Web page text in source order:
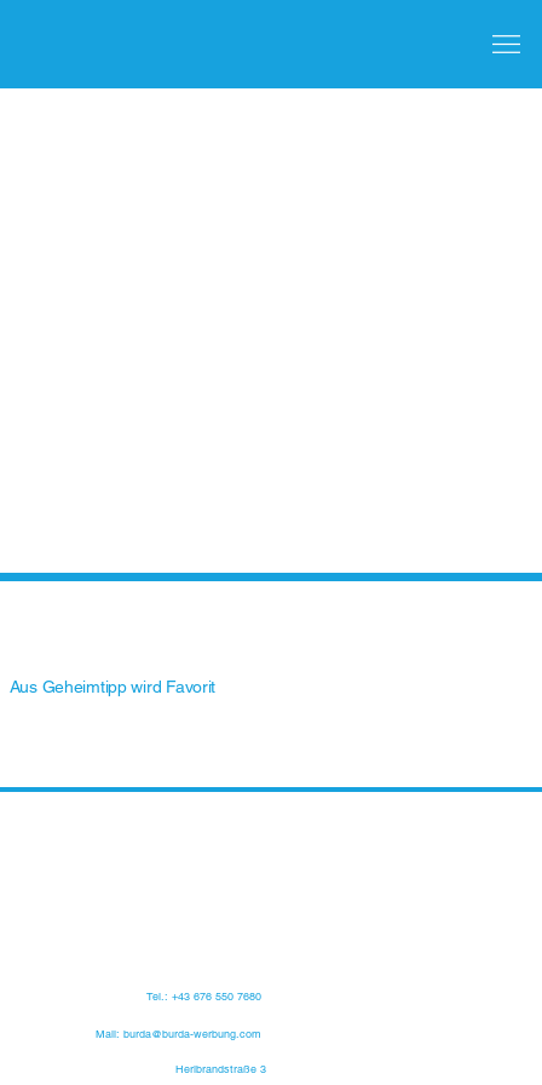
Aus Geheimtipp wird Favorit
Heribrandstraße 3
Mail: burda@burda-werbung.com
Tel.: +43 676 550 7680